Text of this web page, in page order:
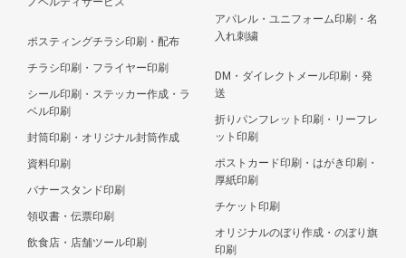
ポスティングチラシ印刷・配布
チラシ印刷・フライヤー印刷
シール印刷・ステッカー作成・ラ
ベル印刷
封筒印刷・オリジナル封筒作成
資料印刷
バナースタンド印刷
領収書・伝票印刷
飲食店・店舗ツール印刷
アパレル・ユニフォーム印刷・名
入れ刺繍
DM・ダイレクトメール印刷・発
送
折りパンフレット印刷・リーフレ
ット印刷
ポストカード印刷・はがき印刷・
厚紙印刷
チケット印刷
オリジナルのぼり作成・のぼり旗
印刷